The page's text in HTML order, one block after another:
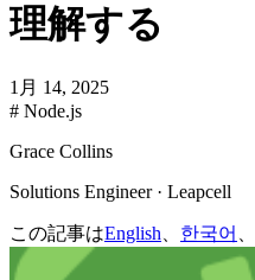
理解する
1月 14, 2025
# Node.js
Grace Collins
Solutions Engineer · Leapcell
この記事はEnglish 한국어